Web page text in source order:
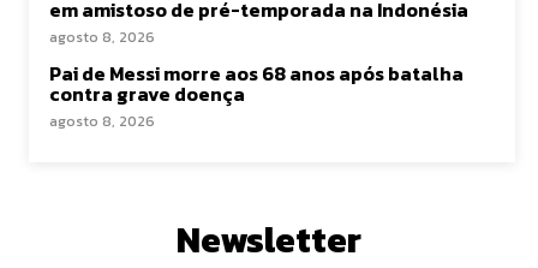
em amistoso de pré-temporada na Indonésia
agosto 8, 2026
Pai de Messi morre aos 68 anos após batalha
contra grave doença
agosto 8, 2026
Newsletter